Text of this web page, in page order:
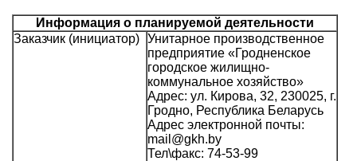
Информация о планируемой деятельности
Заказчик (инициатор) Унитарное производственное
предприятие «Гродненское
городское жилищно-
коммунальное хозяйство»
Адрес: ул. Кирова, 32, 230025, г.
Гродно, Республика Беларусь
Адрес электронной почты:
mail@gkh.by
Тел\факс: 74-53-99